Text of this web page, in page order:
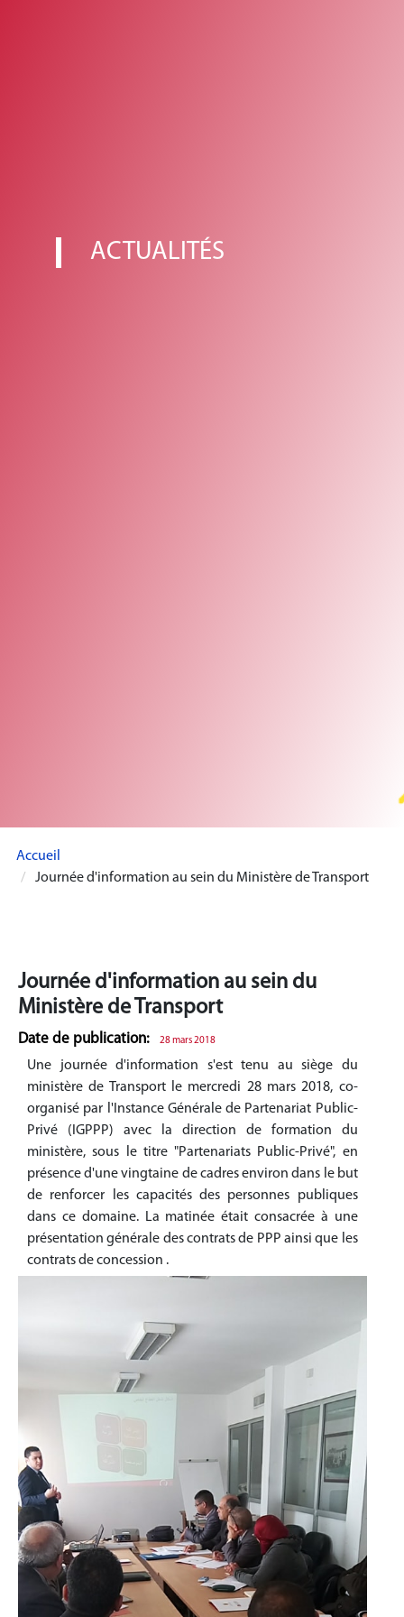
ACTUALITÉS
Accueil
Journée d'information au sein du Ministère de Transport
Journée d'information au sein du
Ministère de Transport
Date de publication: 28 mars 2018
Une journée d'information s'est tenu au siège du
ministère de Transport le mercredi 28 mars 2018, co-
organisé par l'Instance Générale de Partenariat Public-
Privé (IGPPP) avec la direction de formation du
ministère, sous le titre "Partenariats Public-Privé", en
présence d'une vingtaine de cadres environ dans le but
de renforcer les capacités des personnes publiques
dans ce domaine. La matinée était consacrée à une
présentation générale des contrats de PPP ainsi que les
contrats de concession .